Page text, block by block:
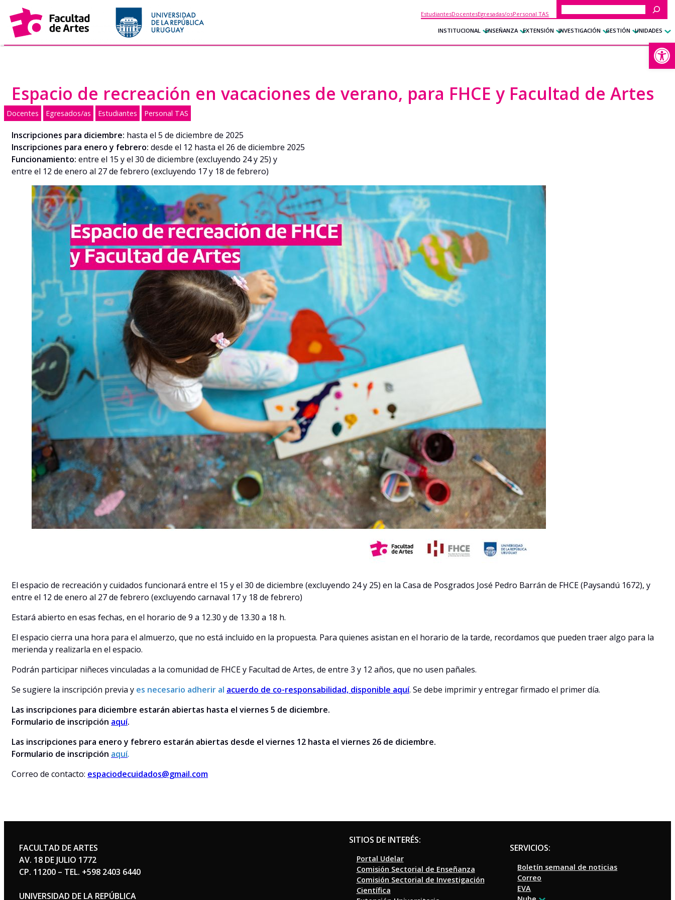
Saltar
al
contenido
EstudiantesDocentesEgresadas/osPersonal TAS
Buscar
INSTITUCIONAL ENSEÑANZA EXTENSIÓN INVESTIGACIÓN GESTIÓN UNIDADES
Espacio de recreación en vacaciones de verano, para FHCE y Facultad de Artes
Docentes Egresados/as Estudiantes Personal TAS
Inscripciones para diciembre: hasta el 5 de diciembre de 2025
Inscripciones para enero y febrero: desde el 12 hasta el 26 de diciembre 2025
Funcionamiento: entre el 15 y el 30 de diciembre (excluyendo 24 y 25) y
entre el 12 de enero al 27 de febrero (excluyendo 17 y 18 de febrero)
El espacio de recreación y cuidados funcionará entre el 15 y el 30 de diciembre (excluyendo 24 y 25) en la Casa de Posgrados José Pedro Barrán de FHCE (Paysandú 1672), y
entre el 12 de enero al 27 de febrero (excluyendo carnaval 17 y 18 de febrero)
Estará abierto en esas fechas, en el horario de 9 a 12.30 y de 13.30 a 18 h.
El espacio cierra una hora para el almuerzo, que no está incluido en la propuesta. Para quienes asistan en el horario de la tarde, recordamos que pueden traer algo para la
merienda y realizarla en el espacio.
Podrán participar niñeces vinculadas a la comunidad de FHCE y Facultad de Artes, de entre 3 y 12 años, que no usen pañales.
Se sugiere la inscripción previa y es necesario adherir al acuerdo de co-responsabilidad, disponible aquí. Se debe imprimir y entregar firmado el primer día.
Las inscripciones para diciembre estarán abiertas hasta el viernes 5 de diciembre.
Formulario de inscripción aquí.
Las inscripciones para enero y febrero estarán abiertas desde el viernes 12 hasta el viernes 26 de diciembre.
Formulario de inscripción aquí.
Correo de contacto: espaciodecuidados@gmail.com
FACULTAD DE ARTES
AV. 18 DE JULIO 1772
CP. 11200 – TEL. +598 2403 6440
UNIVERSIDAD DE LA REPÚBLICA
SITIOS DE INTERÉS:
Portal Udelar
Comisión Sectorial de Enseñanza
Comisión Sectorial de Investigación
Científica
SERVICIOS:
Boletín semanal de noticias
Correo
EVA